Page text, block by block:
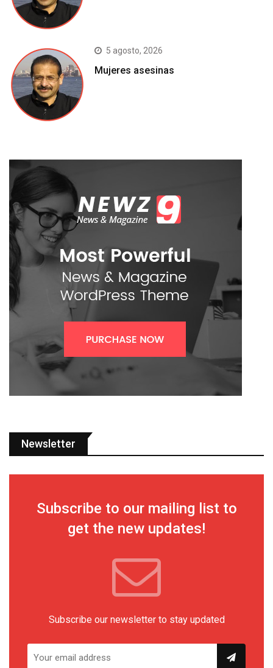
5 agosto, 2026
Mujeres asesinas
Newsletter
Subscribe to our mailing list to
get the new updates!
Subscribe our newsletter to stay updated